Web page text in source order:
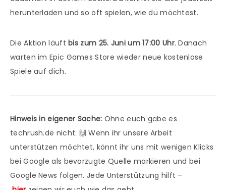
herunterladen und so oft spielen, wie du möchtest.
Die Aktion läuftbis zum 25. Juni um 17:00 Uhr. Danach
warten im Epic Games Store wieder neue kostenlose
Spiele auf dich.
Hinweis in eigener Sache: Ohne euch gäbe es
techrush.de nicht. 🙌 Wenn ihr unsere Arbeit
unterstützen möchtet, könnt ihr uns mit wenigen Klicks
bei Google als bevorzugte Quelle markieren und bei
Google News folgen. Jede Unterstützung hilft –